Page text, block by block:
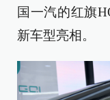
国一汽的红旗
新车型亮相。